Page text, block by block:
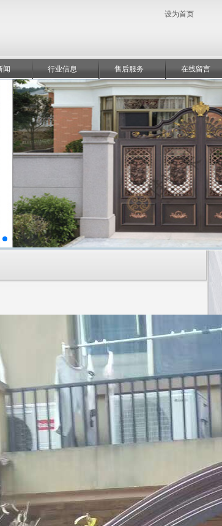
设为首页
闻 行业信息 售后服务 在线留言